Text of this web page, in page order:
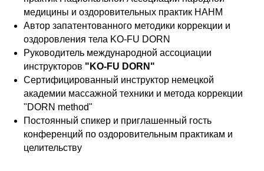
медицины и оздоровительных практик НАНМ
Автор запатентованного методики коррекции и
оздоровления тела KO-FU DORN
Руководитель международной ассоциации
инструкторов "KO-FU DORN"
Сертифицированный инструктор немецкой
академии массажной техники и метода коррекции
"DORN method"
Постоянный спикер и приглашенный гость
конференций по оздоровительным практикам и
целительству